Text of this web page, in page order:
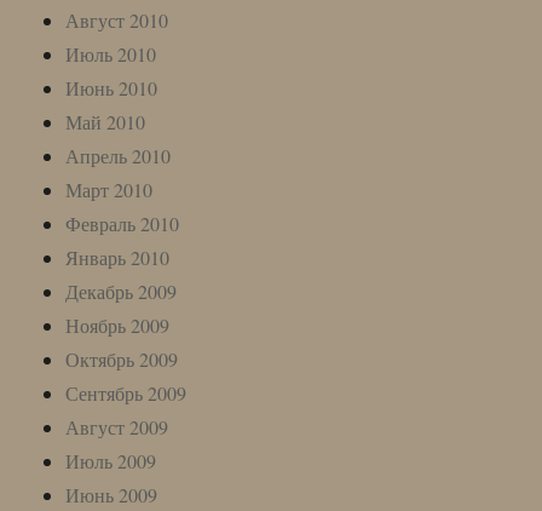
Август 2010
Июль 2010
Июнь 2010
Май 2010
Апрель 2010
Март 2010
Февраль 2010
Январь 2010
Декабрь 2009
Ноябрь 2009
Октябрь 2009
Сентябрь 2009
Август 2009
Июль 2009
Июнь 2009